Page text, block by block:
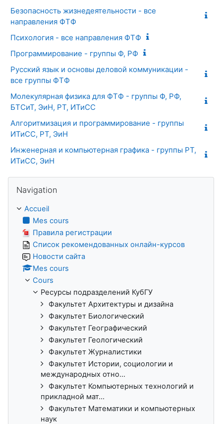
Безопасность жизнедеятельности - все
направления ФТФ
Психология - все направления ФТФ
Программирование - группы Ф, РФ
Русский язык и основы деловой коммуникации -
все группы ФТФ
Молекулярная физика для ФТФ - группы Ф, РФ,
БТСиТ, ЭиН, РТ, ИТиСС
Алгоритмизация и программирование - группы
ИТиСС, РТ, ЭиН
Инженерная и компьютерная графика - группы РТ,
ИТиСС, ЭиН
Navigation
Accueil
Mes cours
Правила регистрации
Список рекомендованных онлайн-курсов
Новости сайта
Mes cours
Cours
Ресурсы подразделений КубГУ
Факультет Архитектуры и дизайна
Факультет Биологический
Факультет Географический
Факультет Геологический
Факультет Журналистики
Факультет Истории, социологии и
международных отно...
Факультет Компьютерных технологий и
прикладной мат...
Факультет Математики и компьютерных
наук